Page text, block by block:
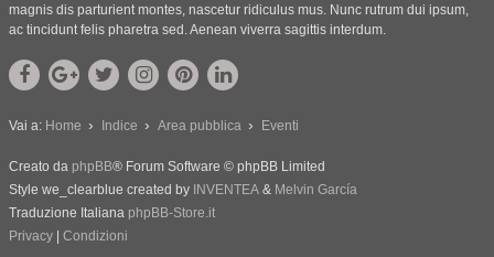
magnis dis parturient montes, nascetur ridiculus mus. Nunc rutrum dui ipsum,
ac tincidunt felis pharetra sed. Aenean viverra sagittis interdum.
Vai a: Home Indice Area pubblica Eventi
Creato da phpBB® Forum Software © phpBB Limited
Style we_clearblue created by INVENTEA & Melvin García
Traduzione Italiana phpBB-Store.it
Privacy
Condizioni